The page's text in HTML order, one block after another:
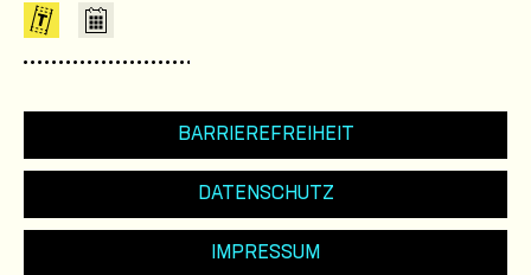
BARRIEREFREIHEIT
DATENSCHUTZ
IMPRESSUM